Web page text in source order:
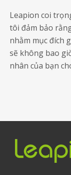
Leapion coi
tôi đảm bảo
nhằm mục đích
sẽ không bao
nhân của bạn